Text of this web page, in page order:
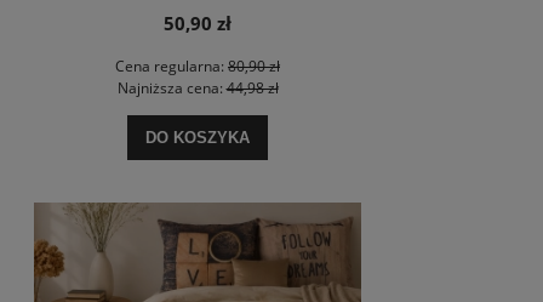
50,90 zł
Cena regularna: 80,90 zł
Najniższa cena:44,98 zł
DO KOSZYKA